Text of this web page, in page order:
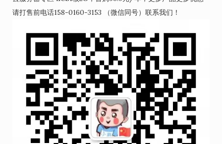
请打售前电话158-0160-3153 （微信同号）联系我们！